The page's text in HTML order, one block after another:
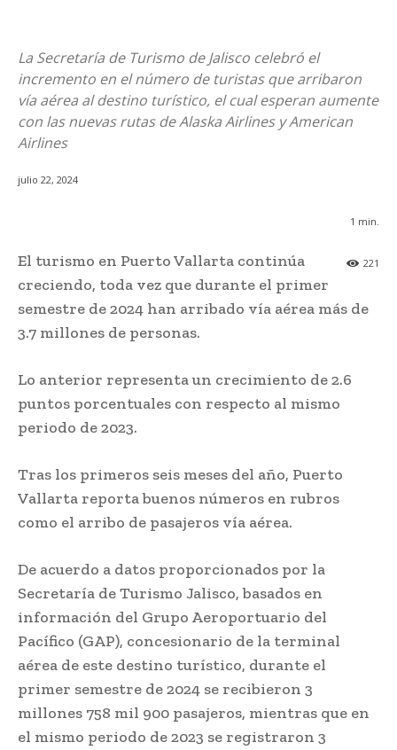
La Secretaría de Turismo de Jalisco celebró el
incremento en el número de turistas que arribaron
vía aérea al destino turístico, el cual esperan aumente
con las nuevas rutas de Alaska Airlines y American
Airlines
julio 22, 2024
1 min.
221
El turismo en Puerto Vallarta continúa
creciendo, toda vez que durante el primer
semestre de 2024 han arribado vía aérea más de
3.7 millones de personas.
Lo anterior representa un crecimiento de 2.6
puntos porcentuales con respecto al mismo
periodo de 2023.
Tras los primeros seis meses del año, Puerto
Vallarta reporta buenos números en rubros
como el arribo de pasajeros vía aérea.
De acuerdo a datos proporcionados por la
Secretaría de Turismo Jalisco, basados en
información del Grupo Aeroportuario del
Pacífico (GAP), concesionario de la terminal
aérea de este destino turístico, durante el
primer semestre de 2024 se recibieron 3
millones 758 mil 900 pasajeros, mientras que en
el mismo periodo de 2023 se registraron 3